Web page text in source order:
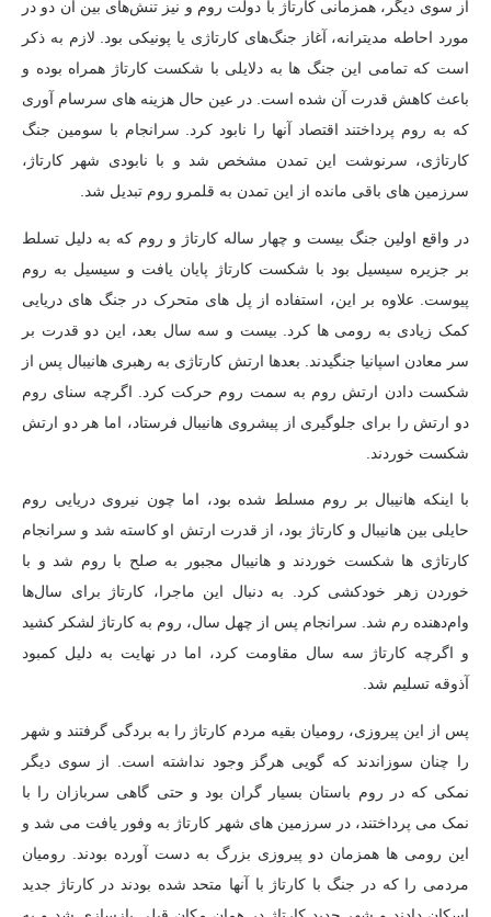
از سوی دیگر، همزمانی کارتاژ با دولت روم و نیز تنش‌های بین آن دو در
مورد احاطه مدیترانه، آغاز جنگ‌های کارتاژی یا پونیکی بود. لازم به ذکر
است که تمامی این جنگ ها به دلایلی با شکست کارتاژ همراه بوده و
باعث کاهش قدرت آن شده است. در عین حال هزینه های سرسام آوری
که به روم پرداختند اقتصاد آنها را نابود کرد. سرانجام با سومین جنگ
کارتاژی، سرنوشت این تمدن مشخص شد و با نابودی شهر کارتاژ،
سرزمین های باقی مانده از این تمدن به قلمرو روم تبدیل شد.
در واقع اولین جنگ بیست و چهار ساله کارتاژ و روم که به دلیل تسلط
بر جزیره سیسیل بود با شکست کارتاژ پایان یافت و سیسیل به روم
پیوست. علاوه بر این، استفاده از پل های متحرک در جنگ های دریایی
کمک زیادی به رومی ها کرد. بیست و سه سال بعد، این دو قدرت بر
سر معادن اسپانیا جنگیدند. بعدها ارتش کارتاژی به رهبری هانیبال پس از
شکست دادن ارتش روم به سمت روم حرکت کرد. اگرچه سنای روم
دو ارتش را برای جلوگیری از پیشروی هانیبال فرستاد، اما هر دو ارتش
شکست خوردند.
با اینکه هانیبال بر روم مسلط شده بود، اما چون نیروی دریایی روم
حایلی بین هانیبال و کارتاژ بود، از قدرت ارتش او کاسته شد و سرانجام
کارتاژی ها شکست خوردند و هانیبال مجبور به صلح با روم شد و با
خوردن زهر خودکشی کرد. به دنبال این ماجرا، کارتاژ برای سال‌ها
وام‌دهنده رم شد. سرانجام پس از چهل سال، روم به کارتاژ لشکر کشید
و اگرچه کارتاژ سه سال مقاومت کرد، اما در نهایت به دلیل کمبود
آذوقه تسلیم شد.
پس از این پیروزی، رومیان بقیه مردم کارتاژ را به بردگی گرفتند و شهر
را چنان سوزاندند که گویی هرگز وجود نداشته است. از سوی دیگر
نمکی که در روم باستان بسیار گران بود و حتی گاهی سربازان را با
نمک می پرداختند، در سرزمین های شهر کارتاژ به وفور یافت می شد و
این رومی ها همزمان دو پیروزی بزرگ به دست آورده بودند. رومیان
مردمی را که در جنگ با کارتاژ با آنها متحد شده بودند در کارتاژ جدید